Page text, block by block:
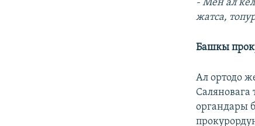
- Мен ал
жатса,
Башкы
Ал ортодо
Саляновага
органдары